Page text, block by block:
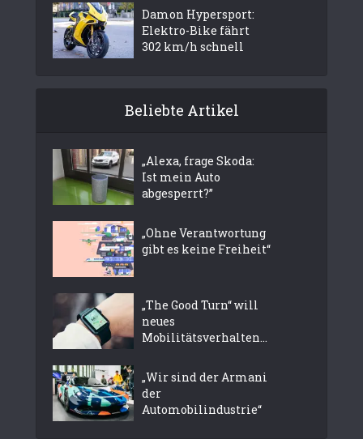
Damon Hypersport:
Elektro-Bike fährt
302 km/h schnell
Beliebte Artikel
„Alexa, frage Skoda:
Ist mein Auto
abgesperrt?”
„Ohne Verantwortung
gibt es keine Freiheit“
„The Good Turn“ will
neues
Mobilitätsverhalten...
„Wir sind der Armani
der
Automobilindustrie“